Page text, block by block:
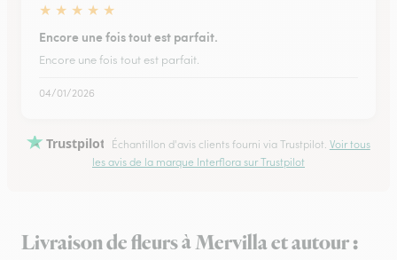
★ ★ ★ ★ ★
Encore une fois tout est parfait.
Encore une fois tout est parfait.
04/01/2026
Trustpilot Échantillon d'avis clients fourni via Trustpilot. Voir tous
les avis de la marque Interflora sur Trustpilot
Livraison de fleurs à Mervilla et autour :